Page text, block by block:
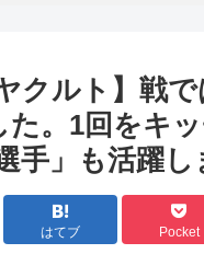
クルト】戦で
た。1回をキ
」も活躍し
はてブ Pocket